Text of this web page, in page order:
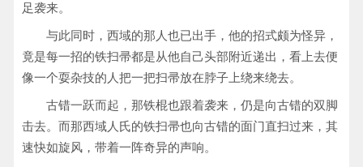
足袭来。
与此同时，西域的那人也已出手，他的招式颇为怪异，
竟是每一招的铁扫帚都是从他自己头部附近递出，看上去便
像一个耍杂技的人把一把扫帚放在脖子上绕来绕去。
古错一跃而起，那铁棍也跟着袭来，仍是向古错的双脚
击去。而那西域人氏的铁扫帚也向古错的面门直扫过来，其
速快如旋风，带着一阵奇异的声响。